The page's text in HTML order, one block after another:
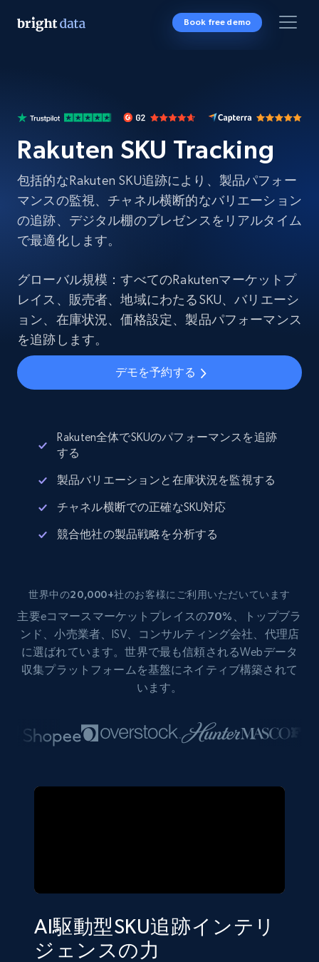
Book free demo
Rakuten SKU Tracking
包括的なRakuten SKU追跡により、製品パフォー
マンスの監視、チャネル横断的なバリエーション
の追跡、デジタル棚のプレゼンスをリアルタイム
で最適化します。
グローバル規模：すべてのRakutenマーケットプ
レイス、販売者、地域にわたるSKU、バリエーシ
ョン、在庫状況、価格設定、製品パフォーマンス
を追跡します。
デモを予約する
Rakuten全体でSKUのパフォーマンスを追跡
する
製品バリエーションと在庫状況を監視する
チャネル横断での正確なSKU対応
競合他社の製品戦略を分析する
世界中の20,000+社のお客様にご利用いただいています
主要eコマース マーケットプレイスの70% 、トップブラ
ンド、小売業者、ISV、コンサルティング会社、代理店
に選ばれています。世界で最も信頼されるWebデータ
収集プラットフォームを基盤にネイティブ構築されて
います。
AI駆動型SKU追跡インテリ
ジェンスの力